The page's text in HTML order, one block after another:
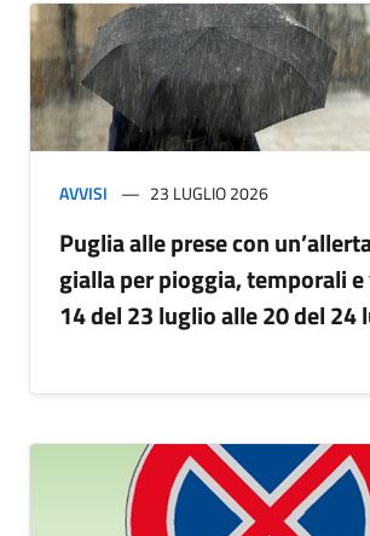
AVVISI 23 LUGLIO 2026
Puglia alle prese con
gialla per pioggia, temporali
14 del 23 luglio alle 20 del 24